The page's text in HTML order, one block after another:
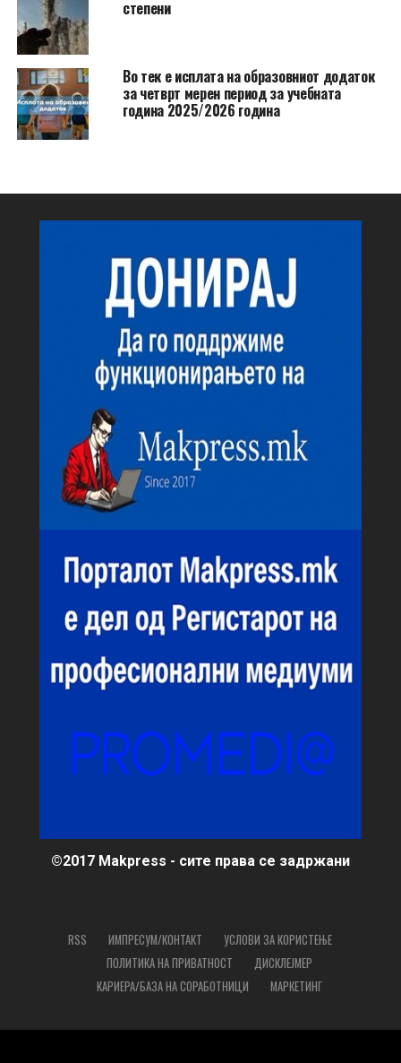
степени
Во тек е исплата на образовниот додаток
за четврт мерен период за учебната
година 2025/2026 година
©2017 Makpress - сите права се задржани
RSS ИМПРЕСУМ/КОНТАКТ
УСЛОВИ ЗА КОРИСТЕЊЕ
ПОЛИТИКА НА ПРИВАТНОСТ
ДИСКЛЕЈМЕР
КАРИЕРА/БАЗА НА СОРАБОТНИЦИ
МАРКЕТИНГ